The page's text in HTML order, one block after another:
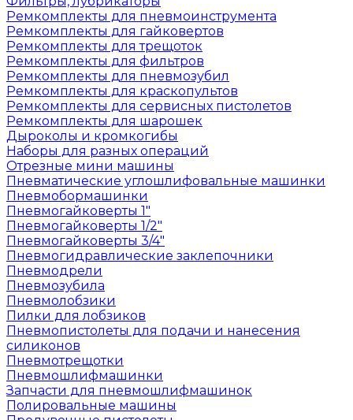
Ремкомплекты для пневмоинструмента
Ремкомплекты для гайковертов
Ремкомплекты для трещоток
Ремкомплекты для фильтров
Ремкомплекты для пневмозубил
Ремкомплекты для краскопультов
Ремкомплекты для сервисных пистолетов
Ремкомплекты для шарошек
Дыроколы и кромкогибы
Наборы для разных операций
Отрезные мини машины
Пневматические углошлифовальные машинки
Пневмобормашинки
Пневмогайковерты 1"
Пневмогайковерты 1/2"
Пневмогайковерты 3/4"
Пневмогидравлические заклепочники
Пневмодрели
Пневмозубила
Пневмолобзики
Пилки для лобзиков
Пневмопистолеты для подачи и нанесения
силиконов
Пневмотрещотки
Пневмошлифмашинки
Запчасти для пневмошлифмашинок
Полировальные машины